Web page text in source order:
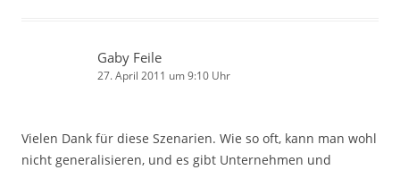
Gaby Feile
27. April 2011 um 9:10 Uhr
Vielen Dank für diese Szenarien. Wie so oft, kann man wohl
nicht generalisieren, und es gibt Unternehmen und